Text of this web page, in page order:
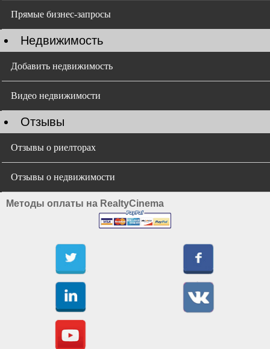
Прямые бизнес-запросы
Недвижимость
Добавить недвижимость
Видео недвижимости
Отзывы
Отзывы о риелторах
Отзывы о недвижимости
Методы оплаты на RealtyCinema